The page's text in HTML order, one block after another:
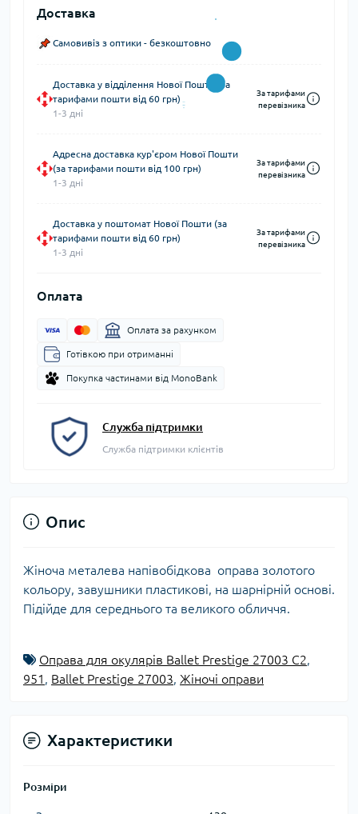
Доставка
Самовивіз з оптики - безкоштовно
Доставка у відділення Нової Пошти (за
тарифами пошти від 60 грн)
1-3 дні
За тарифами
перевізника
Адресна доставка кур'єром Нової Пошти
(за тарифами пошти від 100 грн)
1-3 дні
За тарифами
перевізника
Доставка у поштомат Нової Пошти (за
тарифами пошти від 60 грн)
1-3 дні
За тарифами
перевізника
Оплата
Оплата за рахунком
Готівкою при отриманні
Покупка частинами від MonoBank
Служба підтримки
Служба підтримки клієнтів
Опис
Жіноча металева напівобідкова оправа золотого
кольору, завушники пластикові, на шарнірній основі.
Підійде для середнього та великого обличчя.
Оправа для окулярів Ballet Prestige 27003 C2
951
Ballet Prestige 27003 Жіночі оправи
Характеристики
Розміри